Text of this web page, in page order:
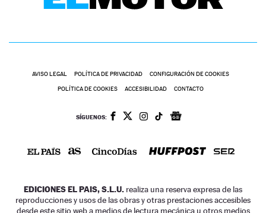
AVISO LEGAL POLÍTICA DE PRIVACIDAD CONFIGURACIÓN DE COOKIES
POLÍTICA DE COOKIES ACCESIBILIDAD CONTACTO
SÍGUENOS:
EDICIONES EL PAIS, S.L.U. realiza una reserva expresa de las
reproducciones y usos de las obras y otras prestaciones accesibles
desde este sitio web a medios de lectura mecánica u otros medios